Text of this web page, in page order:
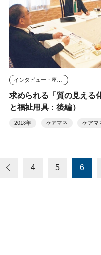
インタビュー・座談会
求められる「質の見える
と福祉用具：後編）
2018年 ケアマネ ケアマ
4 5 6